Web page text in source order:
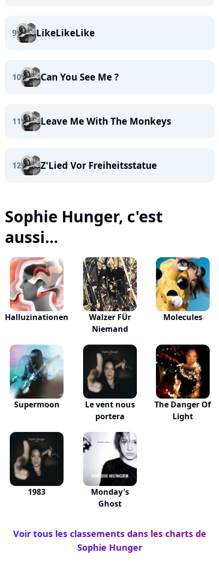
9 LikeLikeLike
10 Can You See Me ?
11 Leave Me With The Monkeys
12 Z'Lied Vor Freiheitsstatue
Sophie Hunger, c'est
aussi...
Halluzinationen
Walzer FÜr
Niemand
Molecules
Supermoon
Le vent nous
portera
The Danger Of
Light
1983
Monday's
Ghost
Voir tous les classements dans les charts de
Sophie Hunger